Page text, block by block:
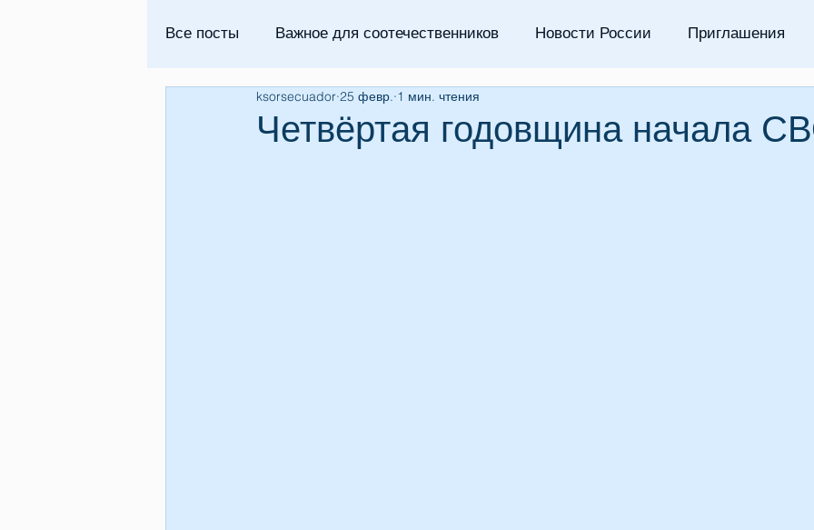
Все посты Важное для соотечественников Новости России Приглашения
Четвёртая годовщина начала
ksorsecuador 25 февр. 1 мин. чтения